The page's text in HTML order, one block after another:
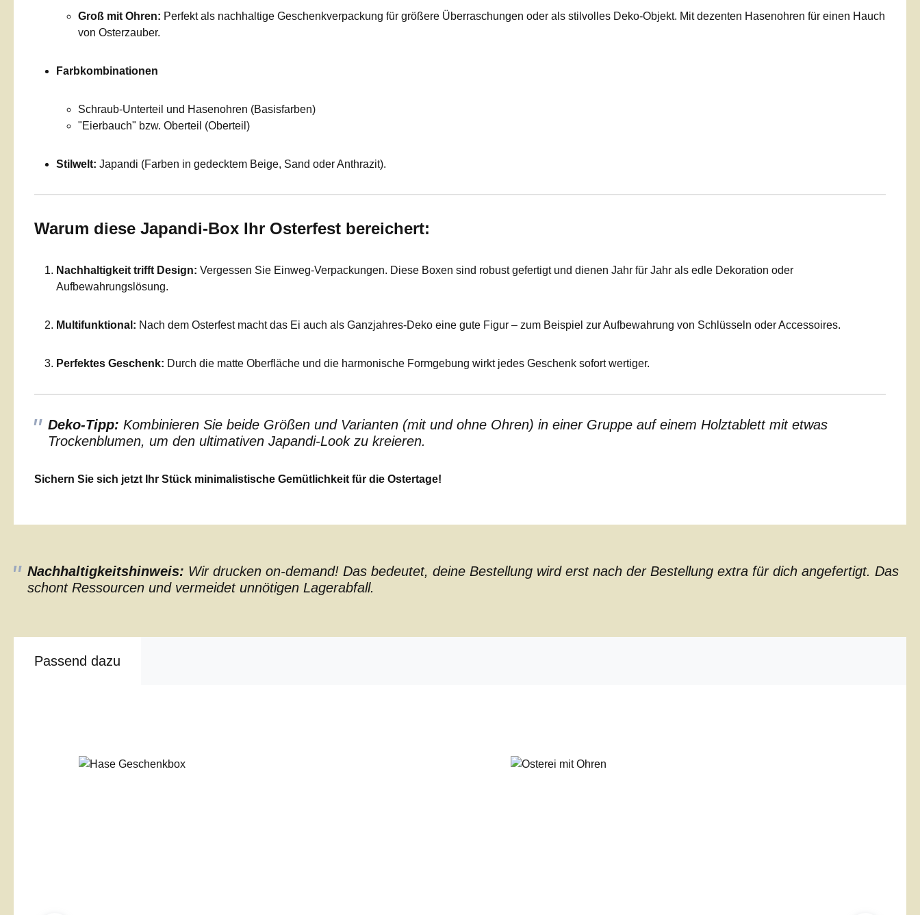
Groß mit Ohren: Perfekt als nachhaltige Geschenkverpackung für größere Überraschungen oder als stilvolles Deko-Objekt. Mit dezenten Hasenohren für einen Hauch
von Osterzauber.
Farbkombinationen
Schraub-Unterteil und Hasenohren (Basisfarben)
"Eierbauch" bzw. Oberteil (Oberteil)
Stilwelt: Japandi (Farben in gedecktem Beige, Sand oder Anthrazit).
Warum diese Japandi-Box Ihr Osterfest bereichert:
Nachhaltigkeit trifft Design: Vergessen Sie Einweg-Verpackungen. Diese Boxen sind robust gefertigt und dienen Jahr für Jahr als edle Dekoration oder
Aufbewahrungslösung.
Multifunktional: Nach dem Osterfest macht das Ei auch als Ganzjahres-Deko eine gute Figur – zum Beispiel zur Aufbewahrung von Schlüsseln oder Accessoires.
Perfektes Geschenk: Durch die matte Oberfläche und die harmonische Formgebung wirkt jedes Geschenk sofort wertiger.
Deko-Tipp: Kombinieren Sie beide Größen und Varianten (mit und ohne Ohren) in einer Gruppe auf einem Holztablett mit etwas
Trockenblumen, um den ultimativen Japandi-Look zu kreieren.
Sichern Sie sich jetzt Ihr Stück minimalistische Gemütlichkeit für die Ostertage!
Nachhaltigkeitshinweis: Wir drucken on-demand! Das bedeutet, deine Bestellung wird erst nach der Bestellung extra für dich angefertigt. Das
schont Ressourcen und vermeidet unnötigen Lagerabfall.
Passend dazu